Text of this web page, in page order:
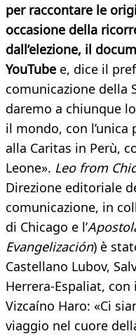
per raccontare le
occasione della
dall’elezione, il
YouTube e, dice il
comunicazione della
daremo a chiunque
il mondo, con l’unica
alla Caritas in Perù,
Leone». Leo from
Direzione editoriale
comunicazione, in
di Chicago e l’
Evangelización) è
Castellano Lubov,
Herrera-Espaliat,
Vizcaíno Haro: «Ci
viaggio nel cuore